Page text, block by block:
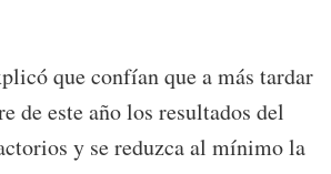
que confían que a más tardar
de este año los resultados del
y se reduzca al mínimo la